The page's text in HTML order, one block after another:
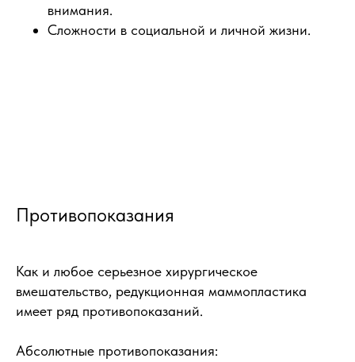
внимания.
Сложности в социальной и личной жизни.
Противопоказания
Как и любое серьезное хирургическое
вмешательство, редукционная маммопластика
имеет ряд противопоказаний.
Абсолютные противопоказания: